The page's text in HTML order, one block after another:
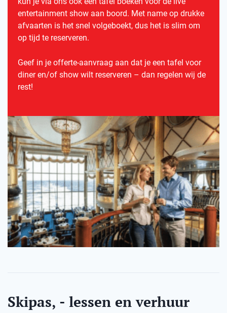
entertainment show aan boord. Met name op drukke
afvaarten is het snel volgeboekt, dus het is slim om
op tijd te reserveren.
Geef in je offerte-aanvraag aan dat je een tafel voor
diner en/of show wilt reserveren – dan regelen wij de
rest!
Skipas, - lessen en verhuur